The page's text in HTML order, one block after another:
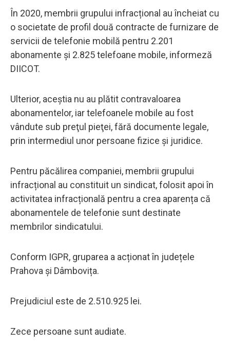
În 2020, membrii grupului infracțional au încheiat cu
o societate de profil două contracte de furnizare de
servicii de telefonie mobilă pentru 2.201
abonamente și 2.825 telefoane mobile, informeză
DIICOT.
Ulterior, aceștia nu au plătit contravaloarea
abonamentelor, iar telefoanele mobile au fost
vândute sub preţul pieţei, fără documente legale,
prin intermediul unor persoane fizice şi juridice.
Pentru păcălirea companiei, membrii grupului
infracțional au constituit un sindicat, folosit apoi în
activitatea infracțională pentru a crea aparența că
abonamentele de telefonie sunt destinate
membrilor sindicatului.
Conform IGPR, gruparea a acționat în județele
Prahova și Dâmbovița.
Prejudiciul este de 2.510.925 lei.
Zece persoane sunt audiate.